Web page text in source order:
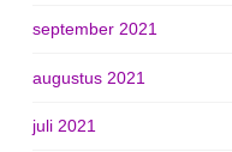
september 2021
augustus 2021
juli 2021